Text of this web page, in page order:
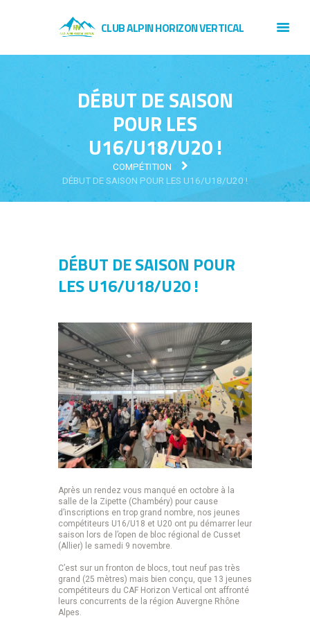
CLUB ALPIN HORIZON VERTICAL
DÉBUT DE SAISON
POUR LES
U16/U18/U20 !
COMPÉTITION
DÉBUT DE SAISON POUR LES U16/U18/U20 !
DÉBUT DE SAISON POUR
LES U16/U18/U20 !
Après un rendez vous manqué en octobre à la
salle de la Zipette (Chambéry) pour cause
d’inscriptions en trop grand nombre, nos jeunes
compétiteurs U16/U18 et U20 ont pu démarrer leur
saison lors de l’open de bloc régional de Cusset
(Allier) le samedi 9 novembre.
C’est sur un fronton de blocs, tout neuf pas très
grand (25 mètres) mais bien conçu, que 13 jeunes
compétiteurs du CAF Horizon Vertical ont affronté
leurs concurrents de la région Auvergne Rhône
Alpes.